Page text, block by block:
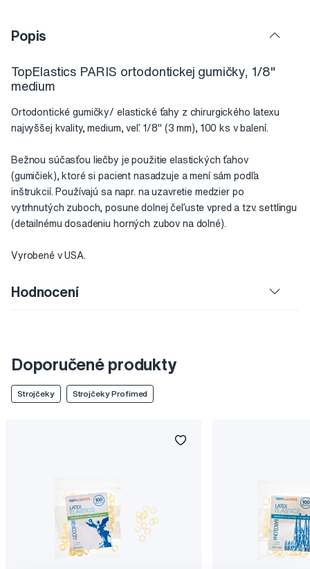
Popis
TopElastics PARIS ortodontickej gumičky, 1/8"
medium
Ortodontické gumičky/ elastické ťahy z chirurgického latexu
najvyššej kvality, medium, veľ. 1/8" (3 mm), 100 ks v balení.
Bežnou súčasťou liečby je použitie elastických ťahov
(gumičiek), ktoré si pacient nasadzuje a mení sám podľa
inštrukcií. Používajú sa napr. na uzavretie medzier po
vytrhnutých zuboch, posune dolnej čeľuste vpred a tzv. settlingu
(detailnému dosadeniu horných zubov na dolné).
Vyrobené v USA.
Hodnocení
Doporučené produkty
Strojčeky Strojčeky Profimed